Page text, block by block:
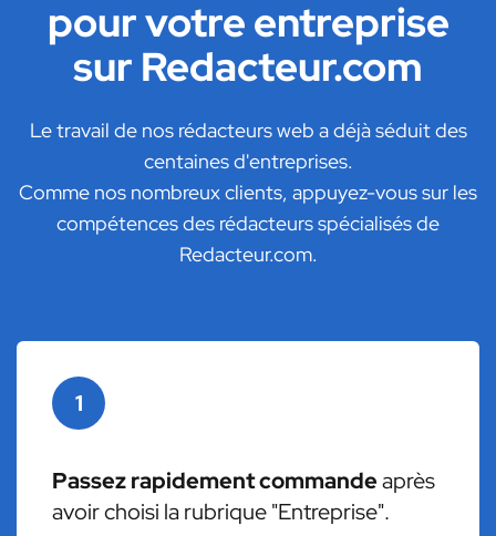
pour votre entreprise
sur Redacteur.com
Le travail de nos rédacteurs web a déjà séduit des
centaines d'entreprises.
Comme nos nombreux clients, appuyez-vous sur les
compétences des rédacteurs spécialisés de
Redacteur.com.
1
Passez rapidement commandeaprès
avoir choisi la rubrique "Entreprise".